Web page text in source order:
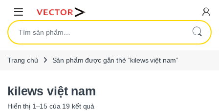
Open
Tìm kiếm:
Trang chủ Sản phẩm được gắn thẻ “kilews việt nam”
kilews việt nam
Hiển thị 1–15 của 19 kết quả